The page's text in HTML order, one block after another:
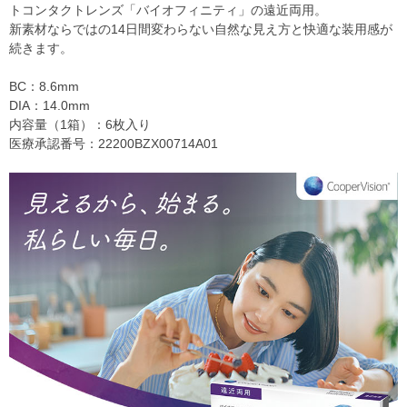
トコンタクトレンズ「バイオフィニティ」の遠近両用。
新素材ならではの14日間変わらない自然な見え方と快適な装用感が
続きます。
BC：8.6mm
DIA：14.0mm
内容量（1箱）：6枚入り
医療承認番号：22200BZX00714A01